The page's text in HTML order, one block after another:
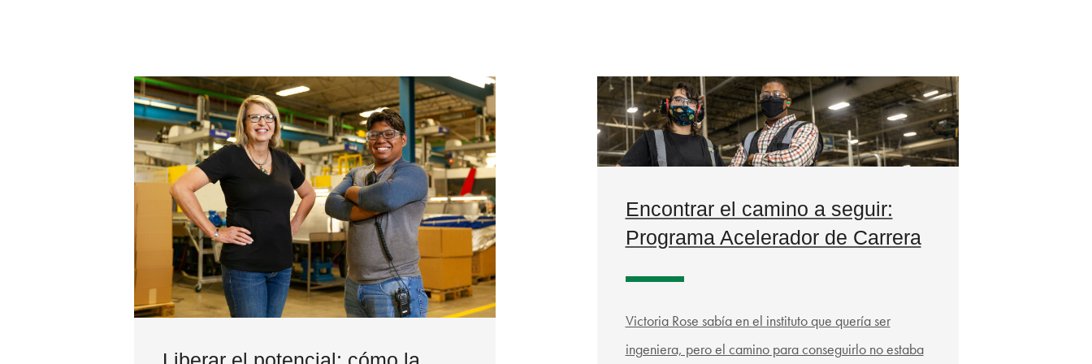
Encontrar el camino a seguir:
Programa Acelerador de Carrera
Victoria Rose sabía en el instituto que quería ser
ingeniera, pero el camino para conseguirlo no estaba